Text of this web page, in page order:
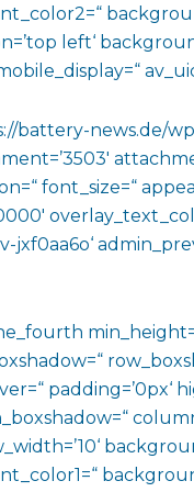
left‘
battery-news.de/
font_size=“
jxf0aa6o‘
padding=’0px‘